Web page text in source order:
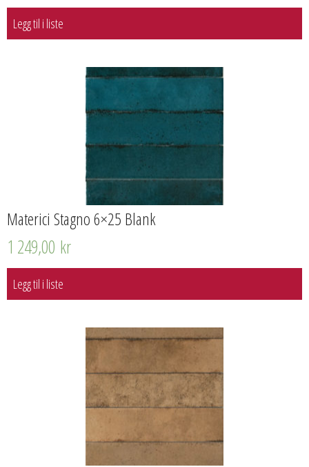
Legg til i liste
Materici Stagno 6×25 Blank
1 249,00 kr
Legg til i liste